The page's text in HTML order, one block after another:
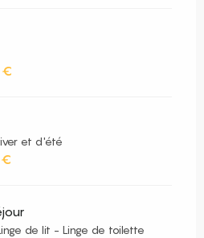
€
et d'été
€
de lit - Linge de toilette